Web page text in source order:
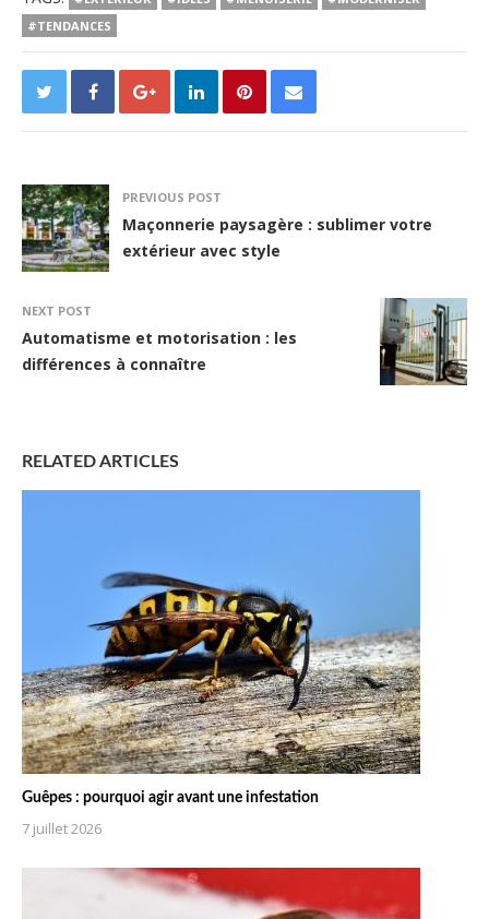
#TENDANCES
PREVIOUS POST
Maçonnerie paysagère : sublimer votre
extérieur avec style
NEXT POST
Automatisme et motorisation : les
différences à connaître
RELATED ARTICLES
Guêpes : pourquoi agir avant une infestation
7 juillet 2026